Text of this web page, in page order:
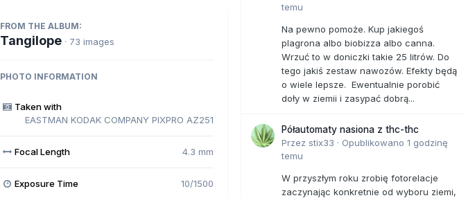
FROM THE ALBUM:
Tangilope · 73 images
PHOTO INFORMATION
Taken with
EASTMAN KODAK COMPANY PIXPRO AZ251
Focal Length 4.3 mm
Exposure Time 10/1500
temu
Na pewno pomoże. Kup jakiegoś
plagrona albo biobizza albo canna.
Wrzuć to w doniczki takie 25 litrów. Do
tego jakiś zestaw nawozów. Efekty będą
o wiele lepsze. Ewentualnie porobić
doły w ziemii i zasypać dobrą...
Półautomaty nasiona z thc-thc
Przez stix33 · Opublikowano 1 godzinę
temu
W przyszłym roku zrobię fotorelacje
zaczynając konkretnie od wyboru ziemi,